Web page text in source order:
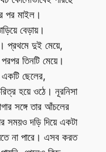
পর মাইল।
বেড়ায়।
প্রথমে দুই মেয়ে,
তিনটি মেয়ে।
ছেলের,
হয়ে ওঠে। নূরনিসা
সঙ্গে তার আঁচলের
সময়ও দড়ি দিয়ে একটা
না পারে। এসব করত